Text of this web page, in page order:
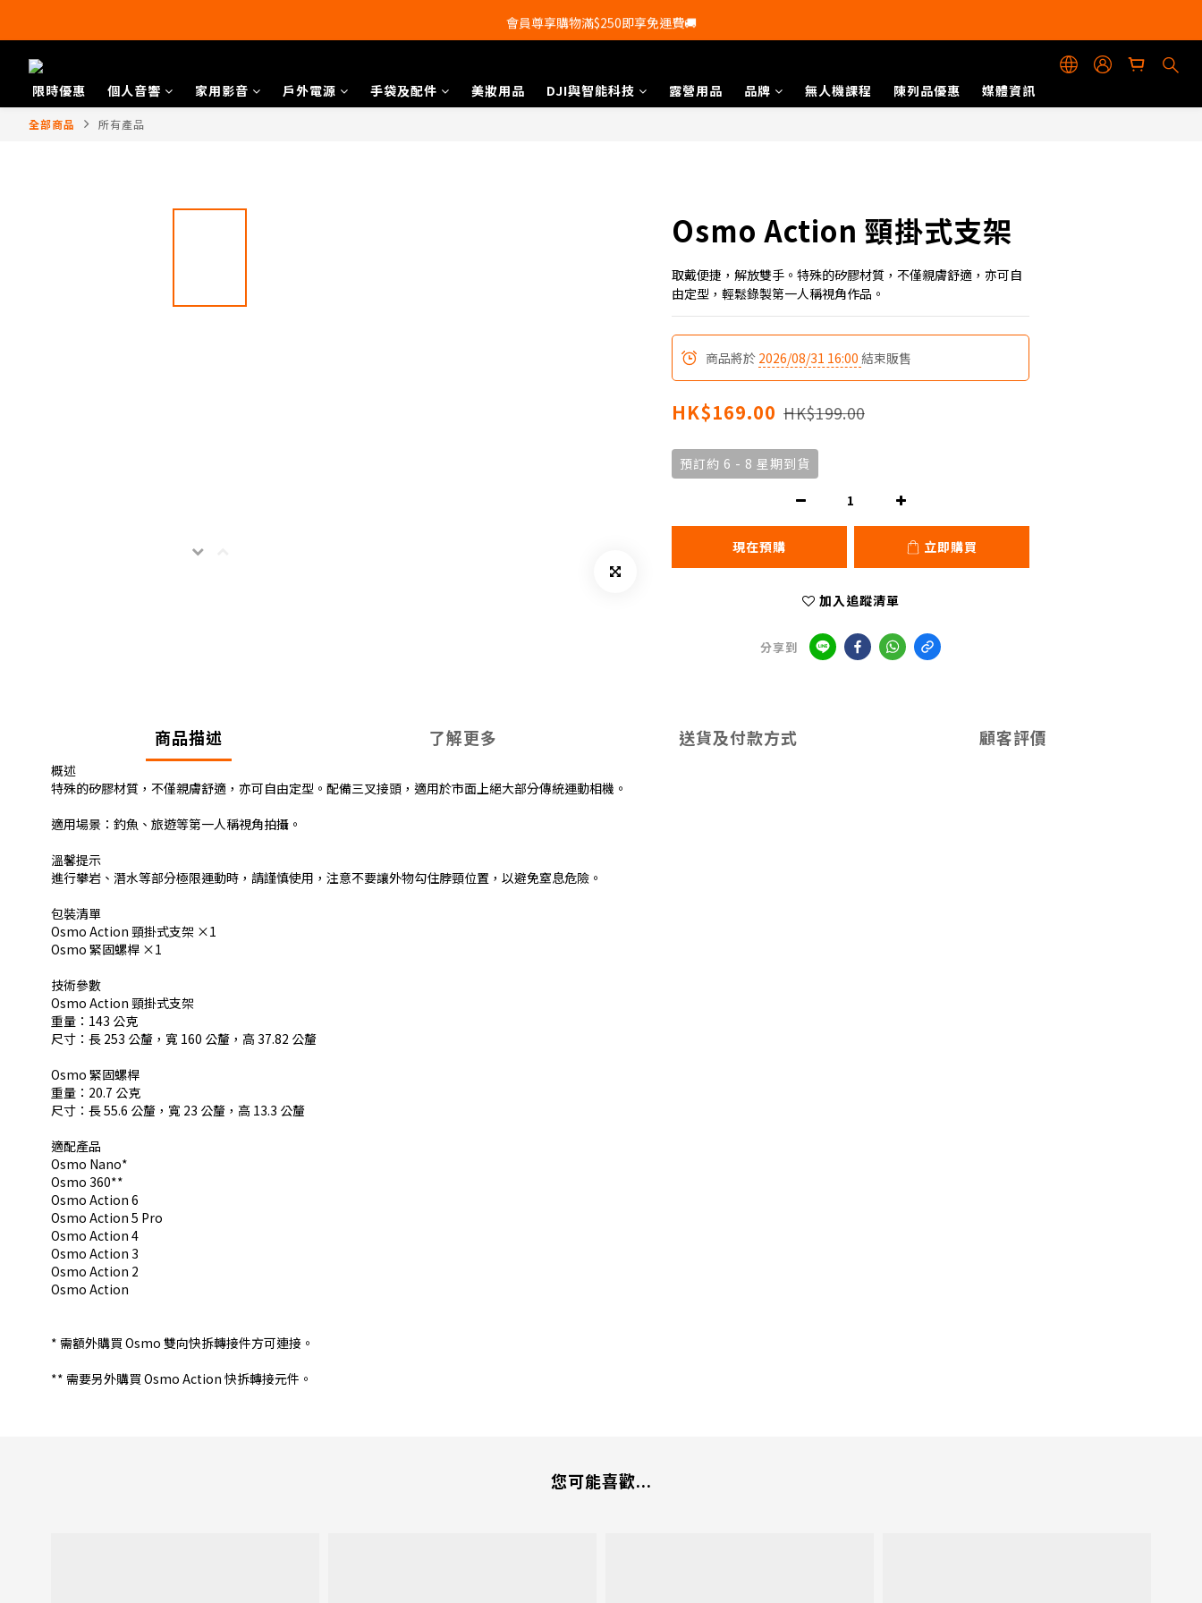
會員尊享購物滿$250即享免運費🚚
會員尊享購物滿$250即享免運費🚚
會員尊享購物滿$250即享免運費🚚
限時優惠 個人音響 家用影音 戶外電源 手袋及配件 美妝用品 DJI與智能科技 露營用品 品牌 無人機課程 陳列品優惠 媒體資訊
全部商品 所有產品
Osmo Action 頸掛式支架
取戴便捷，解放雙手。特殊的矽膠材質，不僅親膚舒適，亦可自
由定型，輕鬆錄製第一人稱視角作品。
商品將於 2026/08/31 16:00 結束販售
HK$169.00 HK$199.00
預訂約 6 - 8 星期到貨
現在預購 立即購買
加入追蹤清單
分享到
商品描述 了解更多 送貨及付款方式 顧客評價
概述
特殊的矽膠材質，不僅親膚舒適，亦可自由定型。配備三叉接頭，適用於市面上絕大部分傳統運動相機。
適用場景：釣魚、旅遊等第一人稱視角拍攝。
溫馨提示
進行攀岩、潛水等部分極限運動時，請謹慎使用，注意不要讓外物勾住脖頸位置，以避免窒息危險。
包裝清單
Osmo Action 頸掛式支架 ×1
Osmo 緊固螺桿 ×1
技術參數
Osmo Action 頸掛式支架
重量：143 公克
尺寸：長 253 公釐，寬 160 公釐，高 37.82 公釐
Osmo 緊固螺桿
重量：20.7 公克
尺寸：長 55.6 公釐，寬 23 公釐，高 13.3 公釐
適配產品
Osmo Nano*
Osmo 360**
Osmo Action 6
Osmo Action 5 Pro
Osmo Action 4
Osmo Action 3
Osmo Action 2
Osmo Action
* 需額外購買 Osmo 雙向快拆轉接件方可連接。
** 需要另外購買 Osmo Action 快拆轉接元件。
您可能喜歡...